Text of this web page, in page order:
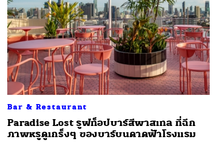
Bar & Restaurant
Paradise Lost รูฟท็อปบาร์สีพาสเทล ที่ฉีก
ภาพหรูดูเกร็งๆ ของบาร์บนดาดฟ้าโรงแรม
ค้นหา
SHARE TWEET LINE EMAIL